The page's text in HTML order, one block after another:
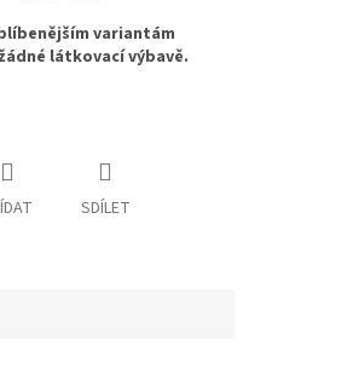
variantám
látkovací výbavě.
SDÍLET